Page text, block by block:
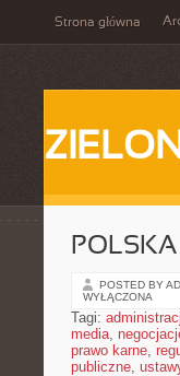
Strona główna
POSTED BY
WYŁĄCZONA
Tagi:
media,
prawo karne,
publiczne,